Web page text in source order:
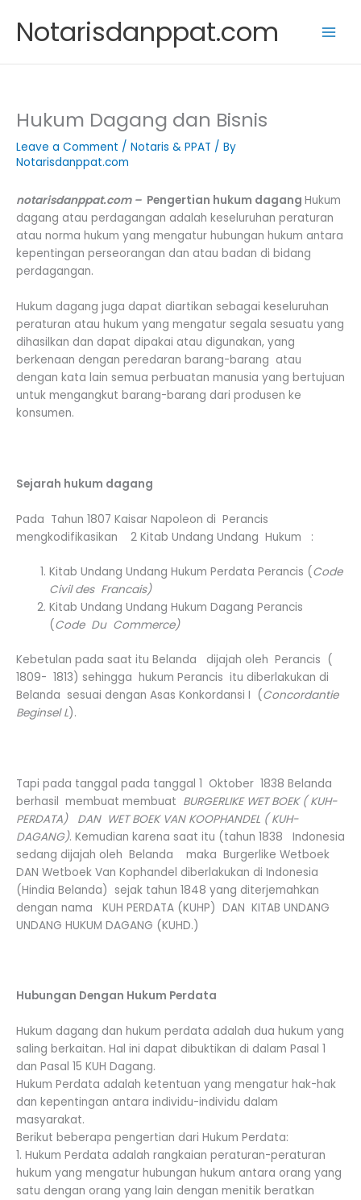
content
Notarisdanppat.com
Hukum Dagang dan Bisnis
Leave a Comment / Notaris & PPAT / By
Notarisdanppat.com
notarisdanppat.com – Pengertian hukum dagang Hukum
dagang atau perdagangan adalah keseluruhan peraturan
atau norma hukum yang mengatur hubungan hukum antara
kepentingan perseorangan dan atau badan di bidang
perdagangan.
Hukum dagang juga dapat diartikan sebagai keseluruhan
peraturan atau hukum yang mengatur segala sesuatu yang
dihasilkan dan dapat dipakai atau digunakan, yang
berkenaan dengan peredaran barang-barang atau
dengan kata lain semua perbuatan manusia yang bertujuan
untuk mengangkut barang-barang dari produsen ke
konsumen.
Sejarah hukum dagang
Pada Tahun 1807 Kaisar Napoleon di Perancis
mengkodifikasikan 2 Kitab Undang Undang Hukum :
Kitab Undang Undang Hukum Perdata Perancis (Code
Civil des Francais)
Kitab Undang Undang Hukum Dagang Perancis
(Code Du Commerce)
Kebetulan pada saat itu Belanda dijajah oleh Perancis (
1809- 1813) sehingga hukum Perancis itu diberlakukan di
Belanda sesuai dengan Asas Konkordansi I (Concordantie
Beginsel L).
Tapi pada tanggal pada tanggal 1 Oktober 1838 Belanda
berhasil membuat membuat BURGERLIKE WET BOEK ( KUH-
PERDATA) DAN WET BOEK VAN KOOPHANDEL ( KUH-
DAGANG). Kemudian karena saat itu (tahun 1838 Indonesia
sedang dijajah oleh Belanda maka Burgerlike Wetboek
DAN Wetboek Van Kophandel diberlakukan di Indonesia
(Hindia Belanda) sejak tahun 1848 yang diterjemahkan
dengan nama KUH PERDATA (KUHP) DAN KITAB UNDANG
UNDANG HUKUM DAGANG (KUHD.)
Hubungan Dengan Hukum Perdata
Hukum dagang dan hukum perdata adalah dua hukum yang
saling berkaitan. Hal ini dapat dibuktikan di dalam Pasal 1
dan Pasal 15 KUH Dagang.
Hukum Perdata adalah ketentuan yang mengatur hak-hak
dan kepentingan antara individu-individu dalam
masyarakat.
Berikut beberapa pengertian dari Hukum Perdata:
1. Hukum Perdata adalah rangkaian peraturan-peraturan
hukum yang mengatur hubungan hukum antara orang yang
satu dengan orang yang lain dengan menitik beratkan